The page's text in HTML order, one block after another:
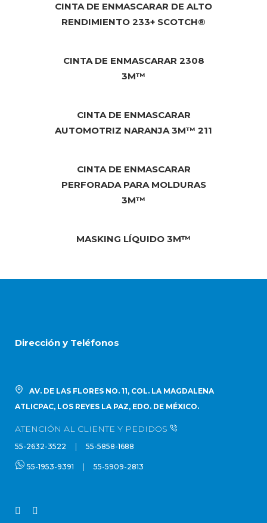
CINTA DE ENMASCARAR DE ALTO
RENDIMIENTO 233+ SCOTCH®
CINTA DE ENMASCARAR 2308
3M™
CINTA DE ENMASCARAR
AUTOMOTRIZ NARANJA 3M™ 211
CINTA DE ENMASCARAR
PERFORADA PARA MOLDURAS
3M™
MASKING LÍQUIDO 3M™
Dirección y Teléfonos
AV. DE LAS FLORES NO. 11, COL. LA MAGDALENA
ATLICPAC, LOS REYES LA PAZ, EDO. DE MÉXICO.
ATENCIÓN AL CLIENTE Y PEDIDOS
55-2632-3522 | 55-5858-1688
55-1953-9391 | 55-5909-2813